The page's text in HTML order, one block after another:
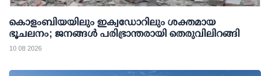
കൊളംബിയയിലും ഇക്വഡോറിലും ശക്തമായ
ഭൂചലനം; ജനങ്ങൾ പരിഭ്രാന്തരായി തെരുവിലിറങ്ങി
10 08 2026